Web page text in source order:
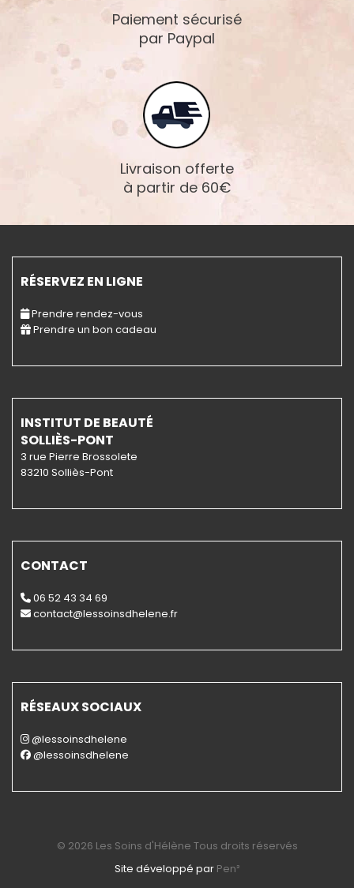
Paiement sécurisé
par Paypal
Livraison offerte
à partir de 60€
RÉSERVEZ EN LIGNE
Prendre rendez-vous
Prendre un bon cadeau
INSTITUT DE BEAUTÉ
SOLLIÈS-PONT
3 rue Pierre Brossolete
83210 Solliès-Pont
CONTACT
06 52 43 34 69
contact@lessoinsdhelene.fr
RÉSEAUX SOCIAUX
@lessoinsdhelene
@lessoinsdhelene
© 2026 Les Soins d'Hélène Tous droits réservés
Site développé par Pen²